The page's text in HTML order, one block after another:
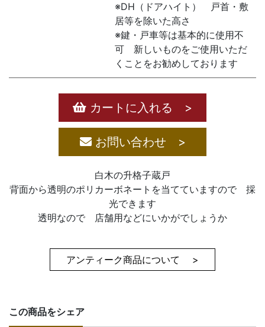
※DH（ドアハイト） 戸首・敷
居等を除いた高さ
※鍵・戸車等は基本的に使用不
可 新しいものをご使用いただ
くことをお勧めしております
カートに入れる >
お問い合わせ >
白木の升格子蔵戸
背面から透明のポリカーボネートを当てていますので 採
光できます
透明なので 店舗用などにいかがでしょうか
アンティーク商品について >
この商品をシェア